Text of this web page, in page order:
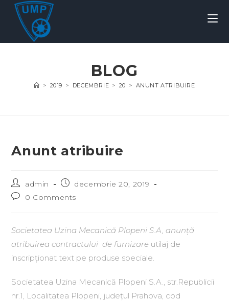
BLOG
> 2019 > DECEMBRIE > 20 > ANUNT ATRIBUIRE
Anunt atribuire
admin
decembrie 20, 2019
0 Comments
Societatea Uzina Mecanică Plopeni S.A, anunță
atribuirea contractului de furnizare utilaj de
inscripționat text pe produse speciale.
Societatea Uzina Mecanică Plopeni S.A., str.Republicii
nr.1, Localitatea Plopeni, județul Prahova, cod